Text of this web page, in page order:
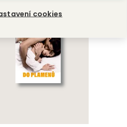
cookies